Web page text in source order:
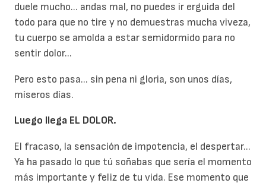
duele mucho... andas mal, no puedes ir erguida del
todo para que no tire y no demuestras mucha viveza,
tu cuerpo se amolda a estar semidormido para no
sentir dolor...
Pero esto pasa... sin pena ni gloria, son unos días,
míseros días.
Luego llega EL DOLOR.
El fracaso, la sensación de impotencia, el despertar...
Ya ha pasado lo que tú soñabas que sería el momento
más importante y feliz de tu vida. Ese momento que